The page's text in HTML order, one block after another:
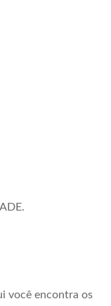
você encontra os